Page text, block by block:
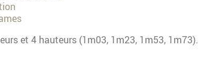
et 4 hauteurs (1m03, 1m23, 1m53, 1m73).